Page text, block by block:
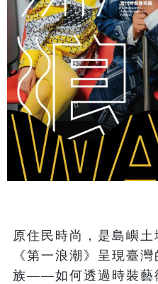
原住民時尚，是島嶼土
《第一浪潮》呈現臺
族——如何透過時裝藝